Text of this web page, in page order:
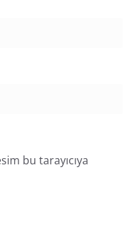
bu tarayıcıya